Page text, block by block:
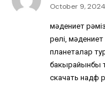
October 9,
мәдениет
рөлі, мәдениет
планеталар
бакырайынбы
скачать надф